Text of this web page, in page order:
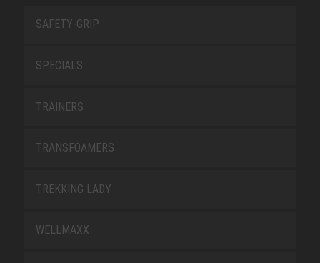
SAFETY-GRIP
SPECIALS
TRAINERS
TRANSFOAMERS
TREKKING LADY
WELLMAXX